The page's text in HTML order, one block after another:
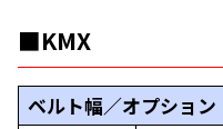
■KMX
ベルト幅／オプション